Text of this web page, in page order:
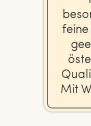
Mit